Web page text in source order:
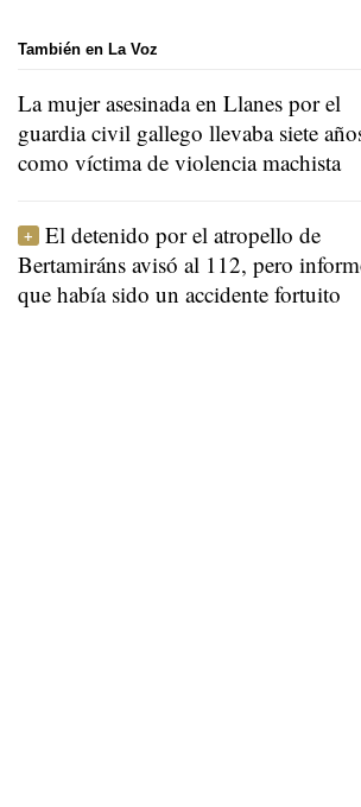
También en La Voz
La mujer asesinada en Llanes por el
guardia civil gallego llevaba siete
como víctima de violencia machista
El detenido por el atropello de
Bertamiráns avisó al 112, pero
que había sido un accidente fortuito